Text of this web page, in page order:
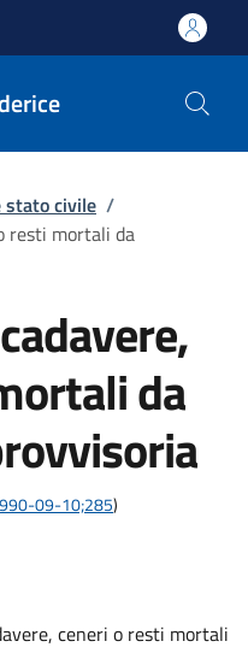
stato civile /
resti mortali da
da
09-10;285)
ceneri o resti mortali